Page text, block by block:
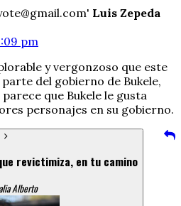
Luis Zepeda
pm
y vergonzoso que este
del gobierno de Bukele,
que Bukele le gusta
personajes en su gobierno.
revictimiza, en tu camino
Alberto